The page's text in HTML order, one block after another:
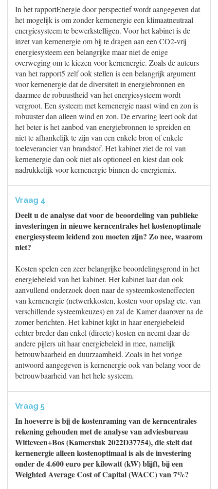
In het rapportEnergie door perspectief wordt aangegeven dat
het mogelijk is om zonder kernenergie een klimaatneutraal
energiesysteem te bewerkstelligen. Voor het kabinet is de
inzet van kernenergie om bij te dragen aan een CO2-vrij
energiesysteem een belangrijke maar niet de enige
overweging om te kiezen voor kernenergie. Zoals de auteurs
van het rapport5 zelf ook stellen is een belangrijk argument
voor kernenergie dat de diversiteit in energiebronnen en
daarmee de robuustheid van het energiesysteem wordt
vergroot. Een systeem met kernenergie naast wind en zon is
robuuster dan alleen wind en zon. De ervaring leert ook dat
het beter is het aanbod van energiebronnen te spreiden en
niet te afhankelijk te zijn van een enkele bron of enkele
toeleverancier van brandstof. Het kabinet ziet de rol van
kernenergie dan ook niet als optioneel en kiest dan ook
nadrukkelijk voor kernenergie binnen de energiemix.
Vraag 4
Deelt u de analyse dat voor de beoordeling van publieke
investeringen in nieuwe kerncentrales het kostenoptimale
energiesysteem leidend zou moeten zijn? Zo nee, waarom
niet?
Kosten spelen een zeer belangrijke beoordelingsgrond in het
energiebeleid van het kabinet. Het kabinet laat dan ook
aanvullend onderzoek doen naar de systeemkosteneffecten
van kernenergie (netwerkkosten, kosten voor opslag etc. van
verschillende systeemkeuzes) en zal de Kamer daarover na de
zomer berichten. Het kabinet kijkt in haar energiebeleid
echter breder dan enkel (directe) kosten en neemt daar de
andere pijlers uit haar energiebeleid in mee, namelijk
betrouwbaarheid en duurzaamheid. Zoals in het vorige
antwoord aangegeven is kernenergie ook van belang voor de
betrouwbaarheid van het hele systeem.
Vraag 5
In hoeverre is bij de kostenraming van de kerncentrales
rekening gehouden met de analyse van adviesbureau
Witteveen+Bos (Kamerstuk 2022D37754), die stelt dat
kernenergie alleen kostenoptimaal is als de investering
onder de 4.600 euro per kilowatt (kW) blijft, bij een
Weighted Average Cost of Capital (WACC) van 7%?